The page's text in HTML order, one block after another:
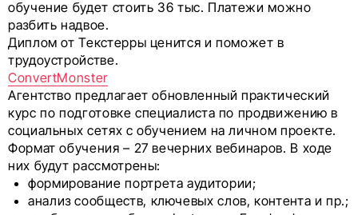
обучение будет стоить 36 тыс. Платежи можно
разбить надвое.
Диплом от Текстерры ценится и поможет в
трудоустройстве.
ConvertMonster
Агентство предлагает обновленный практический
курс по подготовке специалиста по продвижению в
социальных сетях с обучением на личном проекте.
Формат обучения – 27 вечерних вебинаров. В ходе
них будут рассмотрены:
формирование портрета аудитории;
анализ сообществ, ключевых слов, контента и пр.;